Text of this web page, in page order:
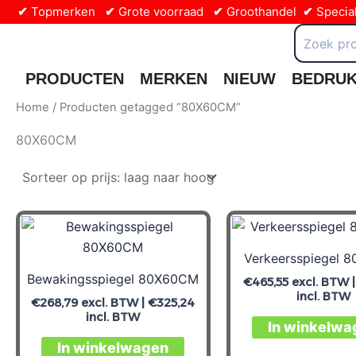
inhoud
✔ Topmerken ✔ Grote voorraad ✔ Groothandel ✔
Zoeken
naar:
PRODUCTEN MERKEN NIEUW
Home / Producten getagged “80X60CM”
80X60CM
Bewakingsspiegel 80X60CM
€268,79excl. BTW |€325,24
incl. BTW
In winkelwagen
Verkeersspiegel
€465,55excl. BTW |
incl. BTW
In